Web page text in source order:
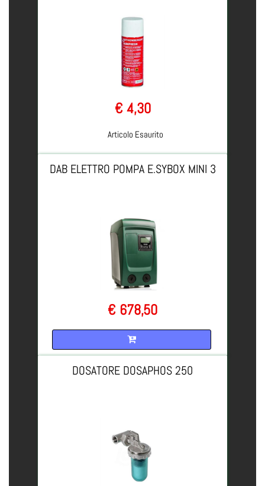
€ 4,30
Articolo Esaurito
DAB ELETTRO POMPA E.SYBOX MINI 3
€ 678,50
DOSATORE DOSAPHOS 250